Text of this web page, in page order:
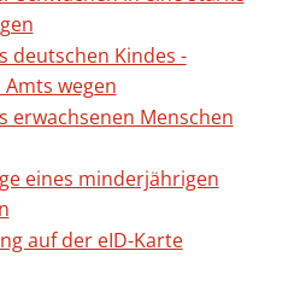
deutschen Kindes -
wegen
erwachsenen Menschen
eines minderjährigen
auf der eID-Karte